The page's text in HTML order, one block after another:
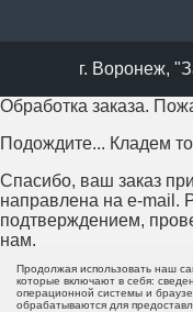
г. Воронеж,
Продолжая использовать наш
которые включают в себя:
операционной системы и
обрабатываются для
Обработка заказа.
Подождите... Кладем
Спасибо, ваш заказ
направлена на e-mail.
подтверждением,
нам.
Возникла проблема с
попробуйте еще раз